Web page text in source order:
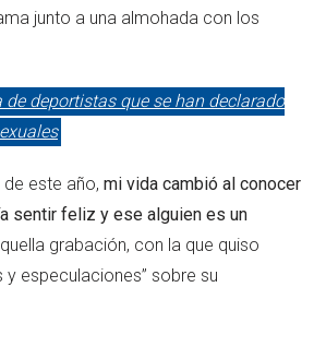
junto a una almohada con los
de deportistas que se han declarado
de este año, mi vida cambió al conocer
sentir feliz y ese alguien es un
grabación, con la que quiso
y especulaciones” sobre su